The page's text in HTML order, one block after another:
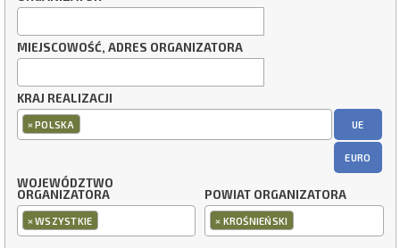
MIEJSCOWOŚĆ, ADRES ORGANIZATORA
KRAJ REALIZACJI
×POLSKA UE
EURO
WOJEWÓDZTWO
ORGANIZATORA
×WSZYSTKIE
POWIAT ORGANIZATORA
× KROŚNIEŃSKI